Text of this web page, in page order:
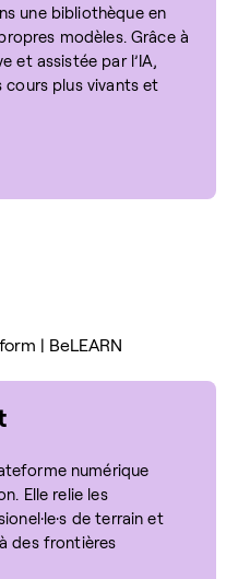
une bibliothèque en
modèles. Grâce à
et assistée par l’IA,
cours plus vivants et
numérique
Elle relie les
de terrain et
des frontières